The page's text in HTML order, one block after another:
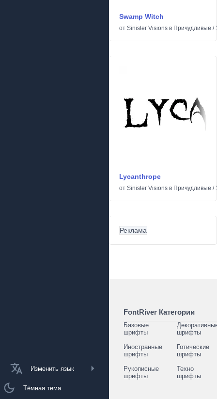
Изменить язык
Тёмная тема
Swamp Witch
от Sinister Visions в Причудливые /
Lycanthrope
от Sinister Visions в Причудливые /
Реклама
FontRiver Категории
Базовые
шрифты
шрифты
Иностранные
шрифты
Готические
шрифты
Рукописные
шрифты
Техно
шрифты